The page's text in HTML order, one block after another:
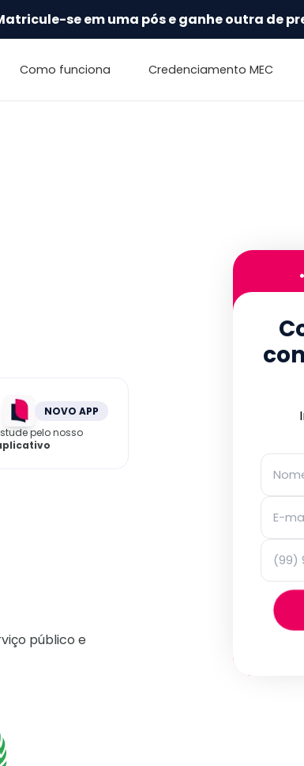
se em uma pós e ganhe outra de
Como funciona Credenciamento MEC
NOVO APP
pelo nosso
público e